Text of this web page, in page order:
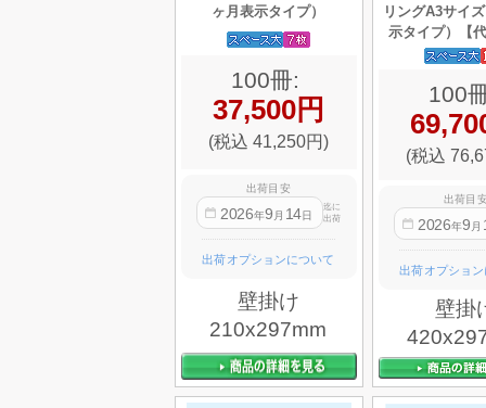
ヶ月表示タイプ）
100冊:
37,500円
(税込 41,250円)
出荷目安
2026年9 月 14日
迄に
出荷
出荷オプションについて
壁掛け
210x297mm
リングA3サイ
示タイプ）【
100
(税込
出荷目
2026年9 月
出荷オプショ
壁掛